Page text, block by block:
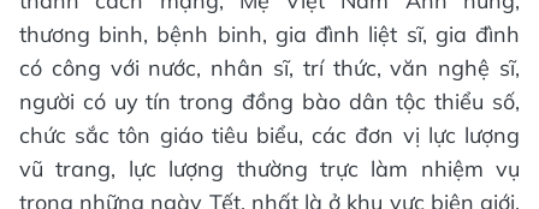
thương binh, bệnh binh, gia đình liệt sĩ, gia đình
có công với nước, nhân sĩ, trí thức, văn nghệ sĩ,
người có uy tín trong đồng bào dân tộc thiểu số,
chức sắc tôn giáo tiêu biểu, các đơn vị lực lượng
vũ trang, lực lượng thường trực làm nhiệm vụ
trong những ngày Tết, nhất là ở khu vực biên giới,